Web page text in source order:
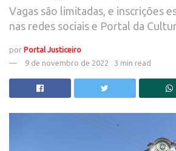
Vagas são limitadas, e inscrições
nas redes sociais e Portal da
por Portal Justiceiro
9 de novembro de 2022
3 min read